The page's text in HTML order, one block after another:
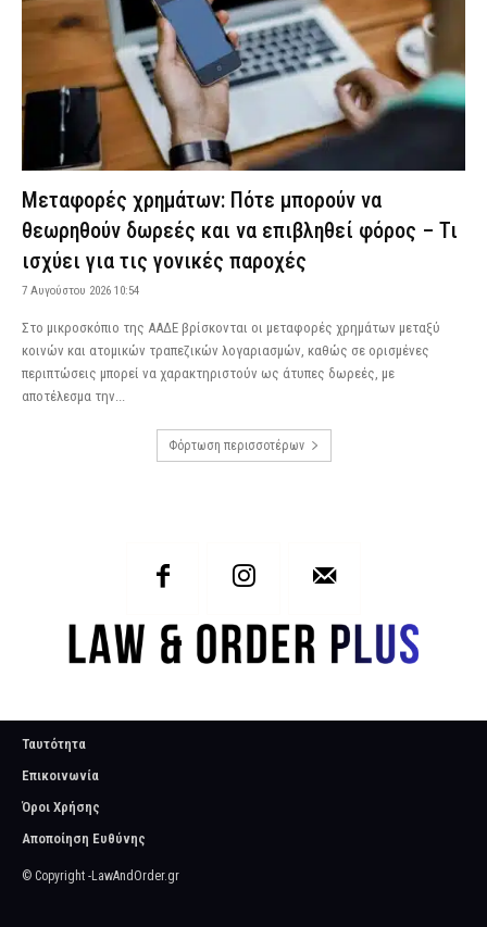
Μεταφορές χρημάτων: Πότε μπορούν να
θεωρηθούν δωρεές και να επιβληθεί φόρος – Τι
ισχύει για τις γονικές παροχές
7 Αυγούστου 2026 10:54
Στο μικροσκόπιο της ΑΑΔΕ βρίσκονται οι μεταφορές χρημάτων μεταξύ
κοινών και ατομικών τραπεζικών λογαριασμών, καθώς σε ορισμένες
περιπτώσεις μπορεί να χαρακτηριστούν ως άτυπες δωρεές, με
αποτέλεσμα την...
Φόρτωση περισσοτέρων
Ταυτότητα
Επικοινωνία
Όροι Χρήσης
Αποποίηση Ευθύνης
© Copyright -LawAndOrder.gr